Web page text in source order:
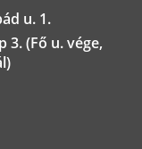
u. 1.
3. (Fő u. vége,